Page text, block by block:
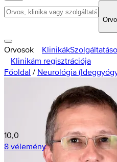
Orvosok Klinikák
Klinikám regisztrációja
Főoldal / Neurológia
10,0
8 vélemény